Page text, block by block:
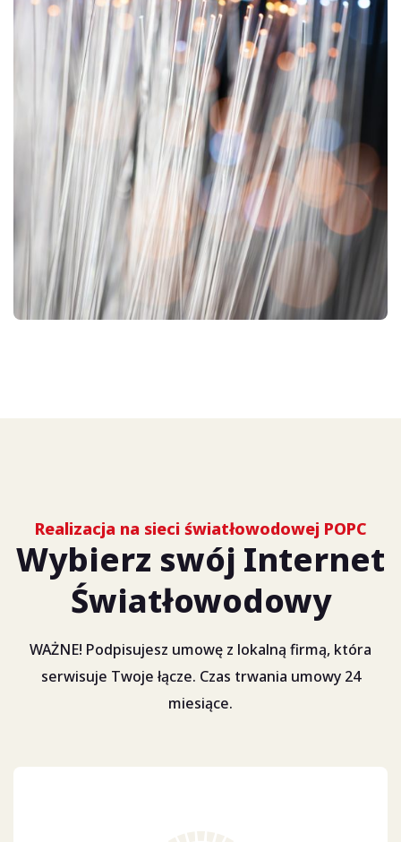
Realizacja na sieci światłowodowej POPC
Wybierz swój Internet
Światłowodowy
WAŻNE! Podpisujesz umowę z lokalną firmą, która
serwisuje Twoje łącze. Czas trwania umowy 24
miesiące.